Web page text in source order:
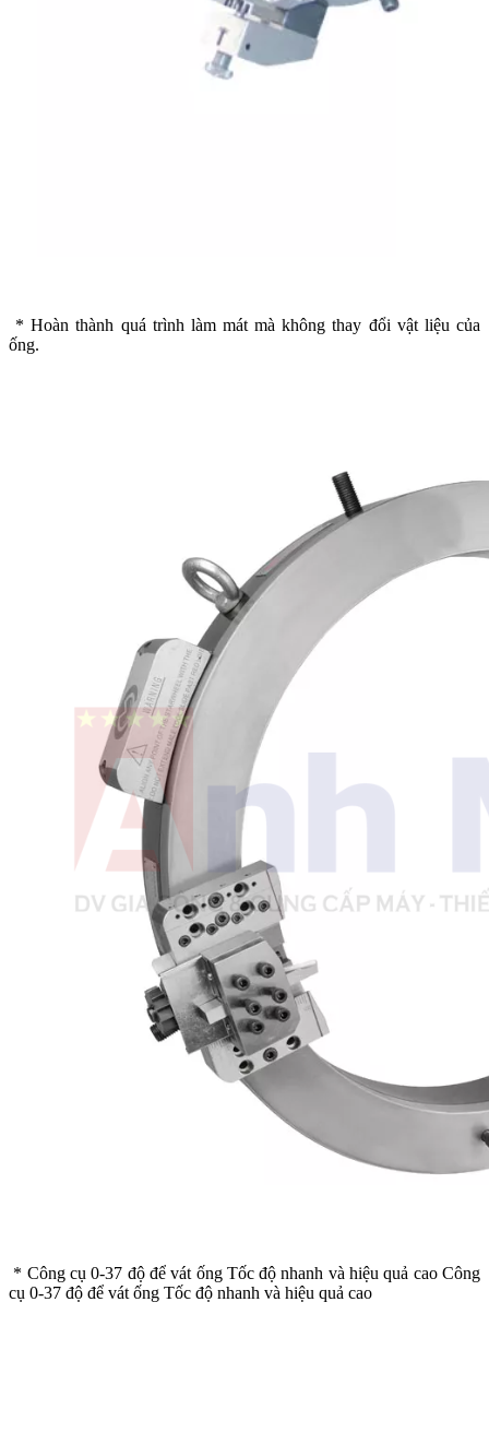
* Hoàn thành quá trình làm mát mà không thay đổi vật liệu của
ống.
* Công cụ 0-37 độ để vát ống Tốc độ nhanh và hiệu quả cao Công
cụ 0-37 độ để vát ống Tốc độ nhanh và hiệu quả cao